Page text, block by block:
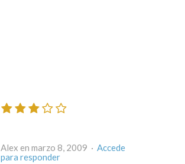
Alex en marzo 8, 2009 · Accede
para responder